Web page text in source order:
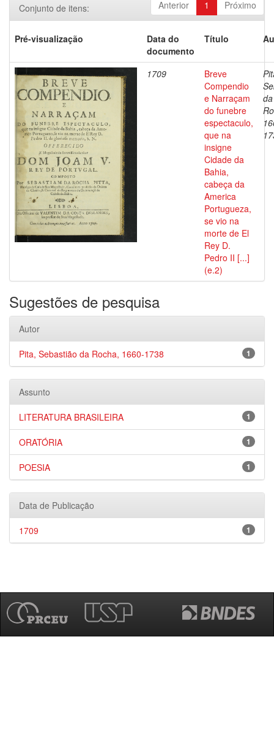
Anterior 1 Próximo
Conjunto de itens:
Pré-visualização
Data do
documento
Título
1709
Breve
Compendio
e Narraçam
do funebre
espectaculo,
que na
insigne
Cidade da
Bahia,
cabeça da
America
Portugueza,
se vio na
morte de El
Rey D.
Pedro II [...]
(e.2)
da
Sugestões de pesquisa
Autor
1
Pita, Sebastião da Rocha, 1660-1738
Assunto
1
LITERATURA BRASILEIRA
1
ORATÓRIA
1
POESIA
Data de Publicação
1
1709